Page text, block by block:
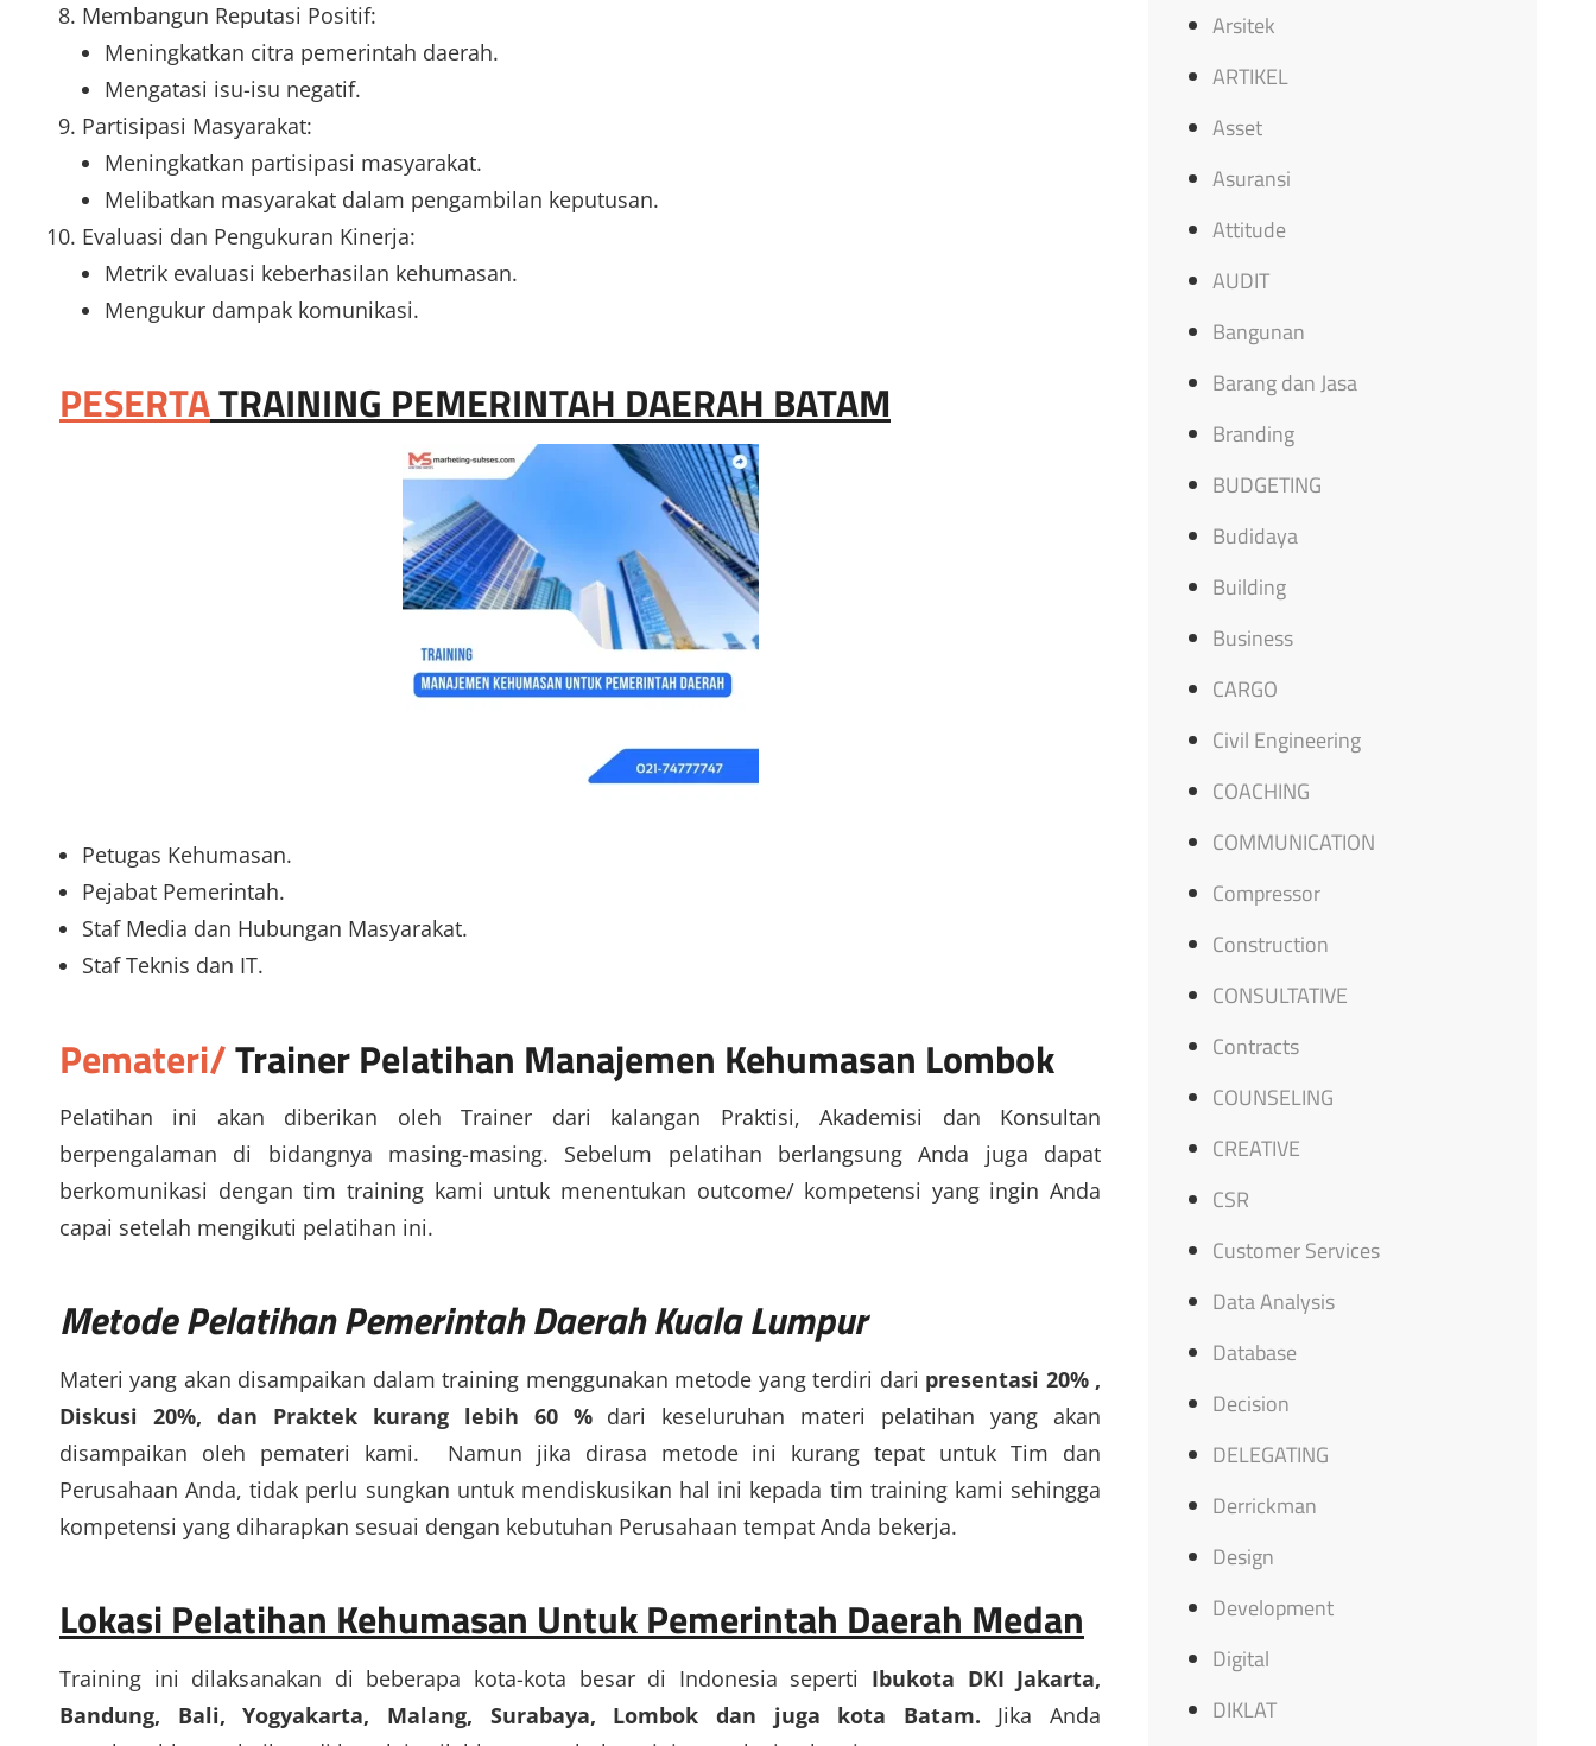
Membangun Reputasi Positif:
Meningkatkan citra pemerintah daerah.
Mengatasi isu-isu negatif.
Partisipasi Masyarakat:
Meningkatkan partisipasi masyarakat.
Melibatkan masyarakat dalam pengambilan keputusan.
Evaluasi dan Pengukuran Kinerja:
Metrik evaluasi keberhasilan kehumasan.
Mengukur dampak komunikasi.
PESERTATRAINING PEMERINTAH DAERAH BATAM
Petugas Kehumasan.
Pejabat Pemerintah.
Staf Media dan Hubungan Masyarakat.
Staf Teknis dan IT.
Pemateri/TrainerPelatihan Manajemen Kehumasan Lombok
Pelatihan ini akan diberikan oleh Trainer dari kalangan Praktisi, Akademisi dan Konsultan
berpengalaman di bidangnya masing-masing. Sebelum pelatihan berlangsung Anda juga dapat
berkomunikasi dengan tim training kami untuk menentukan outcome/ kompetensi yang ingin Anda
capai setelah mengikuti pelatihan ini.
MetodePelatihan Pemerintah Daerah Kuala Lumpur
Materi yang akan disampaikan dalam training menggunakan metode yang terdiri dari presentasi 20% ,
Diskusi 20%, dan Praktek kurang lebih 60 %dari keseluruhan materi pelatihan yang akan
disampaikan oleh pemateri kami. Namun jika dirasa metode ini kurang tepat untuk Tim dan
Perusahaan Anda, tidak perlu sungkan untuk mendiskusikan hal ini kepada tim training kami sehingga
kompetensi yang diharapkan sesuai dengan kebutuhan Perusahaan tempat Anda bekerja.
Lokasi Pelatihan Kehumasan Untuk Pemerintah Daerah Medan
Training ini dilaksanakan di beberapa kota-kota besar di Indonesia seperti Ibukota DKI Jakarta,
Bandung, Bali, Yogyakarta, Malang, Surabaya, Lombok dan juga kota Batam. Jika Anda
Arsitek
ARTIKEL
Asset
Asuransi
Attitude
AUDIT
Bangunan
Barang dan Jasa
Branding
BUDGETING
Budidaya
Building
Business
CARGO
Civil Engineering
COACHING
COMMUNICATION
Compressor
Construction
CONSULTATIVE
Contracts
COUNSELING
CREATIVE
CSR
Customer Services
Data Analysis
Database
Decision
DELEGATING
Derrickman
Design
Development
Digital
DIKLAT